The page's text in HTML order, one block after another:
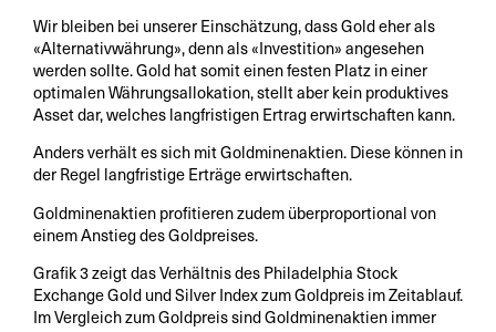
Wir bleiben bei unserer Einschätzung, dass Gold eher als
«Alternativwährung», denn als «Investition» angesehen
werden sollte. Gold hat somit einen festen Platz in einer
optimalen Währungsallokation, stellt aber kein produktives
Asset dar, welches langfristigen Ertrag erwirtschaften kann.
Anders verhält es sich mit Goldminenaktien. Diese können in
der Regel langfristige Erträge erwirtschaften.
Goldminenaktien profitieren zudem überproportional von
einem Anstieg des Goldpreises.
Grafik 3 zeigt das Verhältnis des Philadelphia Stock
Exchange Gold und Silver Index zum Goldpreis im Zeitablauf.
Im Vergleich zum Goldpreis sind Goldminenaktien immer